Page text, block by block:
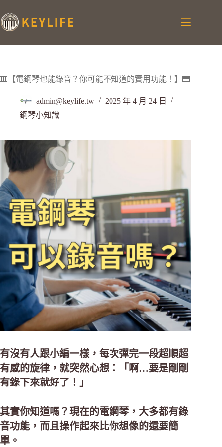
🎹【電鋼琴也能錄音？你可能不知道的實用功能！】🎹
admin@keylife.tw
2025 年 4 月 24 日
鋼琴小知識
有沒有人跟小編一樣，每次彈完一段超順超
有感的旋律，就突然心想：「啊…要是剛剛
有錄下來就好了！」
其實你知道嗎？現在的電鋼琴，大多都有錄
音功能，而且操作起來比你想像的還要簡
單。